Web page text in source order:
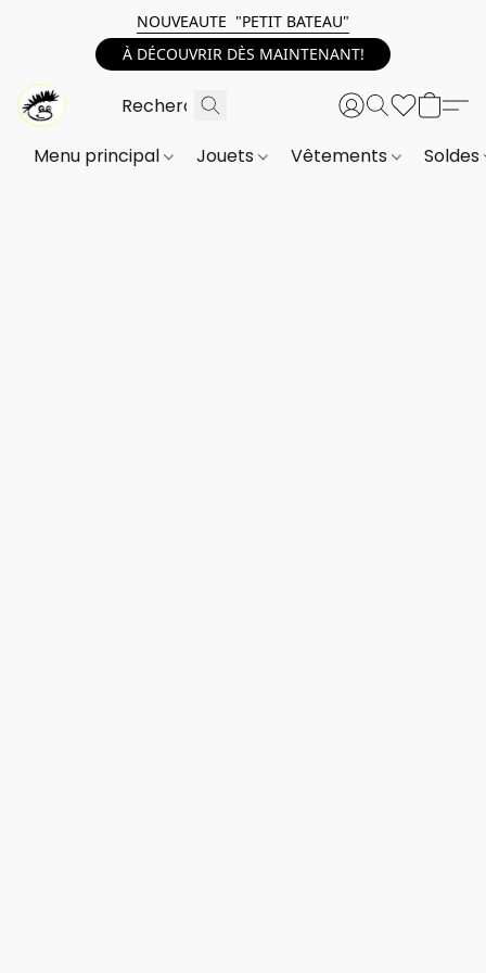
NOUVEAUTE "PETIT BATEAU"
À DÉCOUVRIR DÈS MAINTENANT!
Menu principal Jouets Vêtements Soldes